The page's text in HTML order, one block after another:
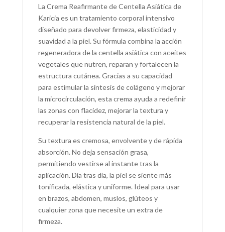
La Crema Reafirmante de Centella Asiática de
Karicia es un tratamiento corporal intensivo
diseñado para devolver firmeza, elasticidad y
suavidad a la piel. Su fórmula combina la acción
regeneradora de la centella asiática con aceites
vegetales que nutren, reparan y fortalecen la
estructura cutánea. Gracias a su capacidad
para estimular la síntesis de colágeno y mejorar
la microcirculación, esta crema ayuda a redefinir
las zonas con flacidez, mejorar la textura y
recuperar la resistencia natural de la piel.
Su textura es cremosa, envolvente y de rápida
absorción. No deja sensación grasa,
permitiendo vestirse al instante tras la
aplicación. Día tras día, la piel se siente más
tonificada, elástica y uniforme. Ideal para usar
en brazos, abdomen, muslos, glúteos y
cualquier zona que necesite un extra de
firmeza.